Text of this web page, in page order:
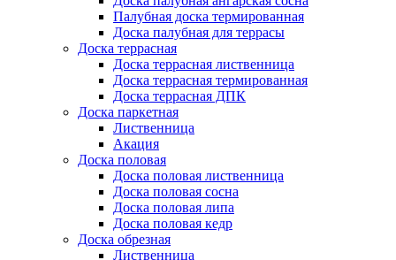
Палубная доска термированная
Доска палубная для террасы
Доска террасная
Доска террасная лиственница
Доска террасная термированная
Доска террасная ДПК
Доска паркетная
Лиственница
Акация
Доска половая
Доска половая лиственница
Доска половая сосна
Доска половая липа
Доска половая кедр
Доска обрезная
Лиственница